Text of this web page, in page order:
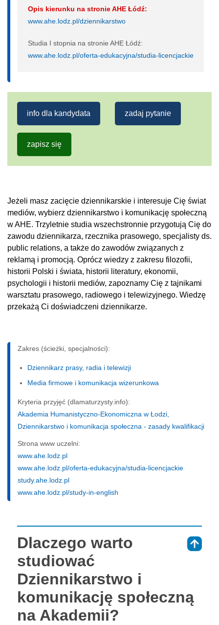
Opis kierunku na stronie AHE Łódź:
www.ahe.lodz.pl/dziennikarstwo
Studia I stopnia na stronie AHE Łódź:
www.ahe.lodz.pl/oferta-edukacyjna/studia-licencjackie
info dla kandydata zadaj pytanie
zapisz się
Jeżeli masz zacięcie dziennikarskie i interesuje Cię świat
mediów, wybierz dziennikarstwo i komunikację społeczną
w AHE. Trzyletnie studia wszechstronnie przygotują Cię do
zawodu dziennikarza, rzecznika prasowego, specjalisty ds.
public relations, a także do zawodów związanych z
reklamą i promocją. Oprócz wiedzy z zakresu filozofii,
historii Polski i świata, historii literatury, ekonomii,
psychologii i historii mediów, zapoznamy Cię z tajnikami
warsztatu prasowego, radiowego i telewizyjnego. Wiedzę
przekażą Ci doświadczeni dziennikarze.
Zakres (ścieżki, specjalności):
Dziennikarz prasy, radia i telewizji
Media firmowe i komunikacja wizerunkowa
Kryteria przyjęć (dlamaturzysty.info):
Akademia Humanistyczno-Ekonomiczna w Łodzi,
Dziennikarstwo i komunikacja społeczna - zasady kwalifikacji
Strona www uczelni:
www.ahe.lodz.pl
www.ahe.lodz.pl/oferta-edukacyjna/studia-licencjackie
study.ahe.lodz.pl
www.ahe.lodz.pl/study-in-english
Dlaczego warto
studiować
Dziennikarstwo i
komunikację społeczną
na Akademii?